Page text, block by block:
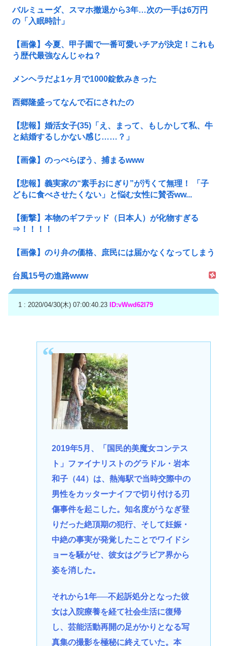
バルミューダ、スマホ撤退から3年…次の一手は6万円
の「入眠時計」
【画像】今夏、甲子園で一番可愛いチアが決定！これも
う歴代最強なんじゃね？
メンヘラだよ1ヶ月で1000錠飲みきった
西郷隆盛ってなんで石にされたの
【悲報】婚活女子(35)「え、まって、もしかして私、牛
と結婚するしかない感じ……？」
【画像】のっぺらぼう、捕まるwww
【悲報】義実家の“素手おにぎり”が汚くて無理！ 「子
どもに食べさせたくない」と悩む女性に賛否ww...
【衝撃】本物のギフテッド（日本人）が化物すぎる
⇒！！！！
【画像】のり弁の価格、庶民には届かなくなってしまう
台風15号の進路www
1 : 2020/04/30(木) 07:00:40.23 ID:vWwd62I79
2019年5月、「国民的美魔女コンテス
ト」ファイナリストのグラドル・岩本
和子（44）は、熱海駅で当時交際中の
男性をカッターナイフで切り付ける刃
傷事件を起こした。知名度がうなぎ登
りだった絶頂期の犯行、そして妊娠・
中絶の事実が発覚したことでワイドシ
ョーを騒がせ、彼女はグラビア界から
姿を消した。
それから1年──不起訴処分となった彼
女は入院療養を経て社会生活に復帰
し、芸能活動再開の足がかりとなる写
真集の撮影を極秘に終えていた。本